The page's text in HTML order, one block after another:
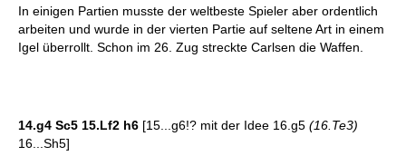
In einigen Partien musste der weltbeste Spieler aber ordentlich
arbeiten und wurde in der vierten Partie auf seltene Art in einem
Igel überrollt. Schon im 26. Zug streckte Carlsen die Waffen.
14.g4 Sc5 15.Lf2 h6 [15...g6!? mit der Idee 16.g5 (16.Te3)
16...Sh5]